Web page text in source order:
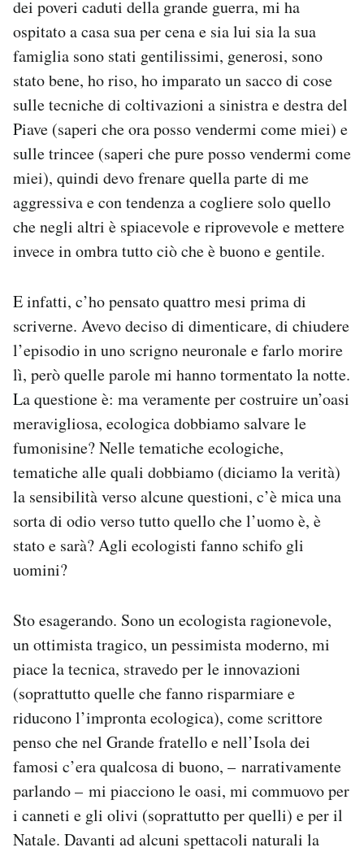
dei poveri caduti della grande guerra, mi ha
ospitato a casa sua per cena e sia lui sia la sua
famiglia sono stati gentilissimi, generosi, sono
stato bene, ho riso, ho imparato un sacco di cose
sulle tecniche di coltivazioni a sinistra e destra del
Piave (saperi che ora posso vendermi come miei) e
sulle trincee (saperi che pure posso vendermi come
miei), quindi devo frenare quella parte di me
aggressiva e con tendenza a cogliere solo quello
che negli altri è spiacevole e riprovevole e mettere
invece in ombra tutto ciò che è buono e gentile.
E infatti, c’ho pensato quattro mesi prima di
scriverne. Avevo deciso di dimenticare, di chiudere
l’episodio in uno scrigno neuronale e farlo morire
lì, però quelle parole mi hanno tormentato la notte.
La questione è: ma veramente per costruire un’oasi
meravigliosa, ecologica dobbiamo salvare le
fumonisine? Nelle tematiche ecologiche,
tematiche alle quali dobbiamo (diciamo la verità)
la sensibilità verso alcune questioni, c’è mica una
sorta di odio verso tutto quello che l’uomo è, è
stato e sarà? Agli ecologisti fanno schifo gli
uomini?
Sto esagerando. Sono un ecologista ragionevole,
un ottimista tragico, un pessimista moderno, mi
piace la tecnica, stravedo per le innovazioni
(soprattutto quelle che fanno risparmiare e
riducono l’impronta ecologica), come scrittore
penso che nel Grande fratello e nell’Isola dei
famosi c’era qualcosa di buono, – narrativamente
parlando – mi piacciono le oasi, mi commuovo per
i canneti e gli olivi (soprattutto per quelli) e per il
Natale. Davanti ad alcuni spettacoli naturali la